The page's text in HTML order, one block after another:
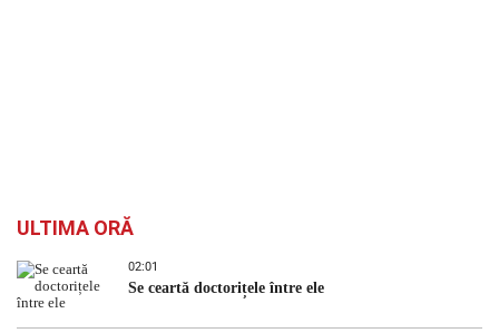
ULTIMA ORĂ
02:01
Se ceartă doctorițele între ele